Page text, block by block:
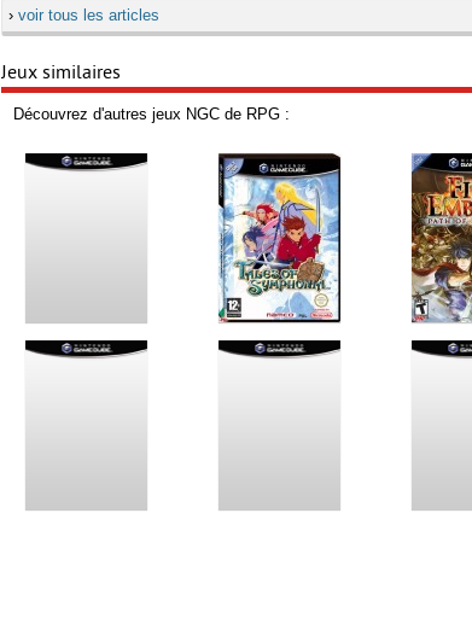
› voir tous les articles
Jeux similaires
Découvrez d'autres jeux NGC de RPG :